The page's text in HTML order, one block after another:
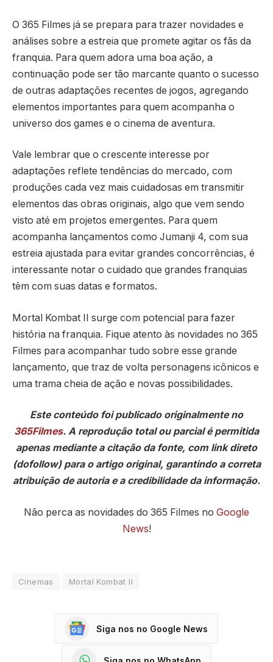
O 365 Filmes já se prepara para trazer novidades e
análises sobre a estreia que promete agitar os fãs da
franquia. Para quem adora uma boa ação, a
continuação pode ser tão marcante quanto o sucesso
de outras adaptações recentes de jogos, agregando
elementos importantes para quem acompanha o
universo dos games e o cinema de aventura.
Vale lembrar que o crescente interesse por
adaptações reflete tendências do mercado, com
produções cada vez mais cuidadosas em transmitir
elementos das obras originais, algo que vem sendo
visto até em projetos emergentes. Para quem
acompanha lançamentos como Jumanji 4, com sua
estreia ajustada para evitar grandes concorrências, é
interessante notar o cuidado que grandes franquias
têm com suas datas e formatos.
Mortal Kombat II surge com potencial para fazer
história na franquia. Fique atento às novidades no 365
Filmes para acompanhar tudo sobre esse grande
lançamento, que traz de volta personagens icônicos e
uma trama cheia de ação e novas possibilidades.
Este conteúdo foi publicado originalmente no
365Filmes. A reprodução total ou parcial é permitida
apenas mediante a citação da fonte, com link direto
(dofollow) para o artigo original, garantindo a correta
atribuição de autoria e a credibilidade da informação.
Não perca as novidades do 365 Filmes no Google
News!
Cinemas Mortal Kombat II
Siga nos no Google News